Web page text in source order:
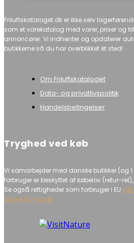
Friluftskataloget.dk er ikke selv
som et varekatalog med varer, priser og
annoncører. Vi indhenter og opdaterer
butikkerne så du har overblikket ét sted!
Om Friluftskataloget
Data- og privatlivspolitik
Handelsbetingelser
Tryghed ved køb
Vi samarbejder med danske butikker (og
forbruger er beskyttet af købelov (retur-
Se også rettigheder som forbruger i EU når
andre EU-lande